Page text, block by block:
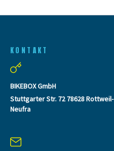
KONTAKT
BIKEBOX GmbH
Stuttgarter Str. 72 78628 Rottweil-
Neufra